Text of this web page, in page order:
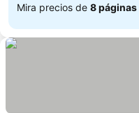
Mira precios de 8 páginas